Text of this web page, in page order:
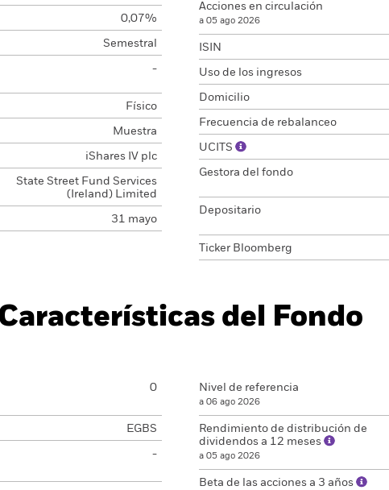
0,07%
Semestral
-
Físico
Muestra
iShares IV plc
State Street Fund Services
(Ireland) Limited
31 mayo
Acciones en circulación
a 05 ago 2026
ISIN
Uso de los ingresos
Domicilio
Frecuencia de rebalanceo
UCITS
Gestora del fondo
Depositario
Ticker Bloomberg
del Fondo
0
EGBS
-
Nivel de referencia
a 06 ago 2026
Rendimiento de distribución de
dividendos a 12 meses
a 05 ago 2026
Beta de las acciones a 3 años